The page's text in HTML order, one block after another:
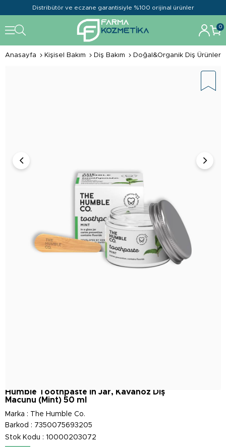
Distribütör ve eczane garantisiyle %100 orijinal ürünler
0
Anasayfa Kişisel Bakım Diş Bakım Doğal&Organik Diş Ürünleri
Humble Toothpaste in Jar, Kavanoz Diş
Macunu (Mint) 50 ml
Marka :
The Humble Co.
Barkod : 7350075693205
Stok Kodu
10000203072